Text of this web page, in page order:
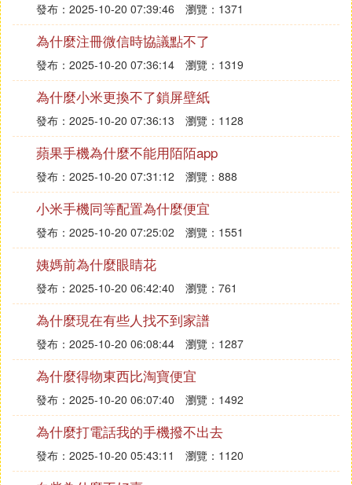
發布：2025-10-20 07:39:46 瀏覽：1371
為什麼注冊微信時協議點不了
發布：2025-10-20 07:36:14 瀏覽：1319
為什麼小米更換不了鎖屏壁紙
發布：2025-10-20 07:36:13 瀏覽：1128
蘋果手機為什麼不能用陌陌app
發布：2025-10-20 07:31:12 瀏覽：888
小米手機同等配置為什麼便宜
發布：2025-10-20 07:25:02 瀏覽：1551
姨媽前為什麼眼睛花
發布：2025-10-20 06:42:40 瀏覽：761
為什麼現在有些人找不到家譜
發布：2025-10-20 06:08:44 瀏覽：1287
為什麼得物東西比淘寶便宜
發布：2025-10-20 06:07:40 瀏覽：1492
為什麼打電話我的手機撥不出去
發布：2025-10-20 05:43:11 瀏覽：1120